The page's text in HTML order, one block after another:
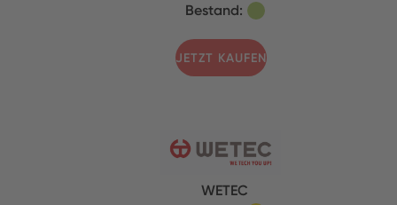
Bestand:
JETZT KAUFEN
WETEC